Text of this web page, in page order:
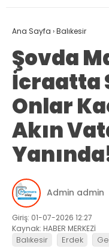
Ana Sayfa ›Balıkesir
Şovda
İcraatta
Onlar
Akın
Admin admin
Giriş: 01-07-2026 12:27
Kaynak: HABER MERKEZİ
Balıkesir Erdek